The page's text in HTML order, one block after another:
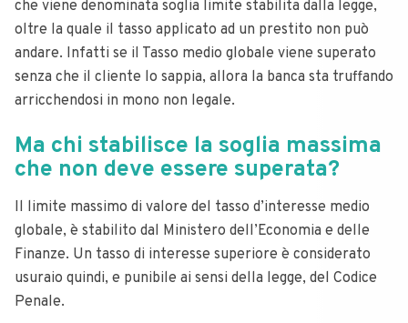
che viene denominata soglia limite stabilita dalla legge,
oltre la quale il tasso applicato ad un prestito non può
andare. Infatti se il Tasso medio globale viene superato
senza che il cliente lo sappia, allora la banca sta truffando
arricchendosi in mono non legale.
Ma chi stabilisce la soglia massima
che non deve essere superata?
Il limite massimo di valore del tasso d’interesse medio
globale, è stabilito dal Ministero dell’Economia e delle
Finanze. Un tasso di interesse superiore è considerato
usuraio quindi, e punibile ai sensi della legge, del Codice
Penale.